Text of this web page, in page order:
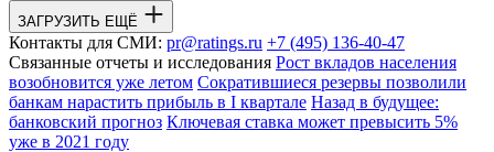
ЗАГРУЗИТЬ ЕЩЁ
Контакты для СМИ: pr@ratings.ru +7 (495) 136-40-47
Связанные отчеты и исследования Рост вкладов населения
возобновится уже летом Сократившиеся резервы позволили
банкам нарастить прибыль в I квартале Назад в будущее:
банковский прогноз Ключевая ставка может превысить 5%
уже в 2021 году